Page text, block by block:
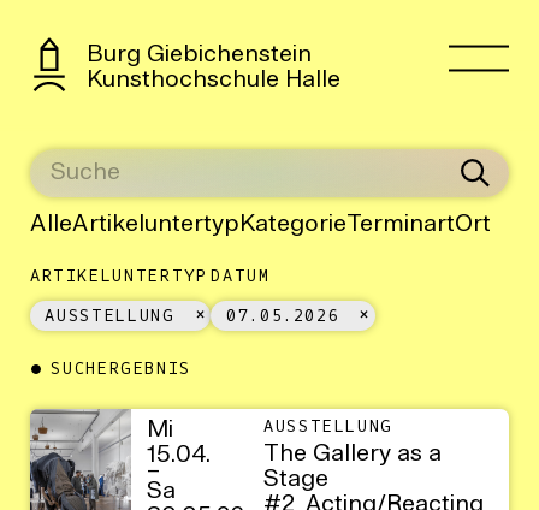
Burg Giebichenstein
Kunsthochschule Halle
AlleArtikeluntertyp KategorieTerminartOrt
ARTIKELUNTERTYP
AUSSTELLUNG
DATUM
07.05.2026
SUCHERGEBNIS
Mi
15.04.
–
Sa
AUSSTELLUNG
The Gallery as a
Stage